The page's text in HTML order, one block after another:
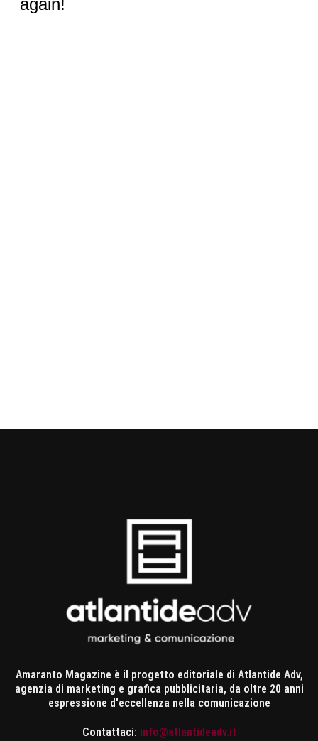
Amaranto Magazine è il progetto editoriale di Atlantide Adv,
agenzia di marketing e grafica pubblicitaria, da oltre 20 anni
espressione d'eccellenza nella comunicazione
Contattaci: info@atlantideadv.it